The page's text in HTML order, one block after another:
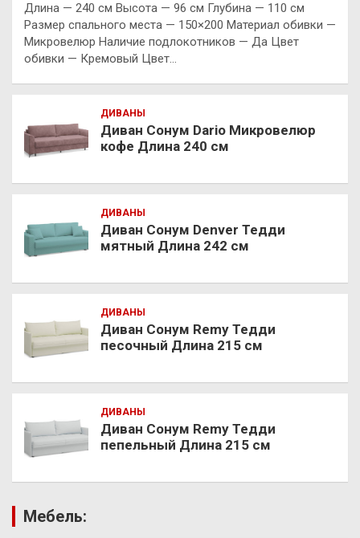
Длина — 240 см Высота — 96 см Глубина — 110 см
Размер спального места — 150×200 Материал обивки —
Микровелюр Наличие подлокотников — Да Цвет
обивки — Кремовый Цвет…
ДИВАНЫ
Диван Сонум Dario Микровелюр
кофе Длина 240 см
ДИВАНЫ
Диван Сонум Denver Тедди
мятный Длина 242 см
ДИВАНЫ
Диван Сонум Remy Тедди
песочный Длина 215 см
ДИВАНЫ
Диван Сонум Remy Тедди
пепельный Длина 215 см
Мебель: